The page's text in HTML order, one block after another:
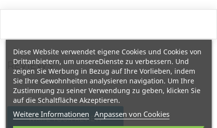
REVIEWS
WRITE YOUR REVIEW
Diese Website verwendet eigene Cookies und Cookies von
Drittanbietern, um unsereDienste zu verbessern. Und
zeigen Sie Werbung in Bezug auf Ihre Vorlieben, indem
Sie Ihre Gewohnheiten analysieren navigation. Um Ihre
Zustimmung zu seiner Verwendung zu geben, klicken Sie
auf die Schaltfläche Akzeptieren.
Weitere Informationen Anpassen von Cookies